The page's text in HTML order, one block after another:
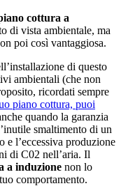
cottura a
di vista ambientale, ma
poi così vantaggiosa.
di questo
ambientali (che non
ricordati sempre
piano cottura, puoi
quando la garanzia
smaltimento di un
e l’eccessiva produzione
di C02 nell’aria. Il
a induzione non lo
comportamento.